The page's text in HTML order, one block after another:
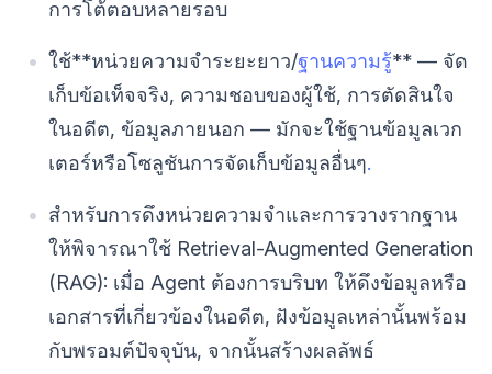
การโต้ตอบหลายรอบ
ใช้**หน่วยความจำระยะยาว/ฐานความรู้** — จัด
เก็บข้อเท็จจริง, ความชอบของผู้ใช้, การตัดสินใจ
ในอดีต, ข้อมูลภายนอก — มักจะใช้ฐานข้อมูลเวก
เตอร์หรือโซลูชันการจัดเก็บข้อมูลอื่นๆ.
สำหรับการดึงหน่วยความจำและการวางรากฐาน
ให้พิจารณาใช้ Retrieval-Augmented Generation
(RAG): เมื่อ Agent ต้องการบริบท ให้ดึงข้อมูลหรือ
เอกสารที่เกี่ยวข้องในอดีต, ฝังข้อมูลเหล่านั้นพร้อม
กับพรอมต์ปัจจุบัน, จากนั้นสร้างผลลัพธ์